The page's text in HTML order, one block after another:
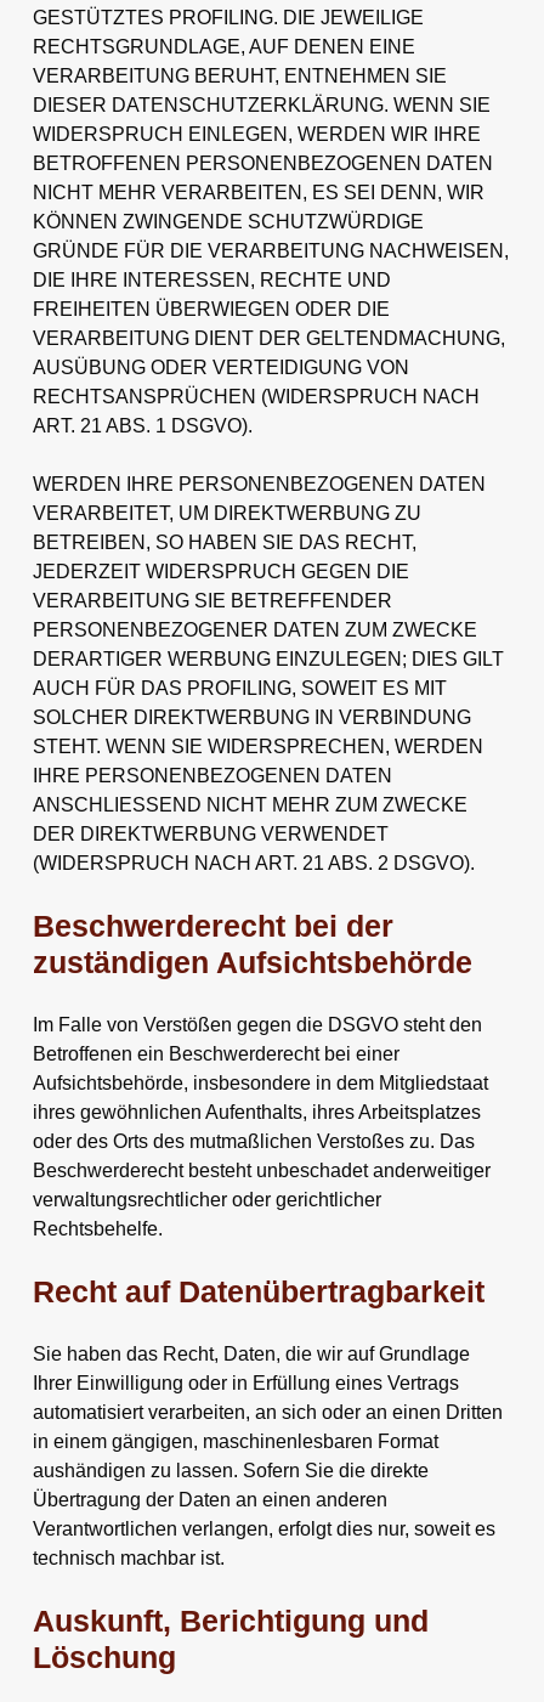
GESTÜTZTES PROFILING. DIE JEWEILIGE
RECHTSGRUNDLAGE, AUF DENEN EINE
VERARBEITUNG BERUHT, ENTNEHMEN SIE
DIESER DATENSCHUTZERKLÄRUNG. WENN SIE
WIDERSPRUCH EINLEGEN, WERDEN WIR IHRE
BETROFFENEN PERSONENBEZOGENEN DATEN
NICHT MEHR VERARBEITEN, ES SEI DENN, WIR
KÖNNEN ZWINGENDE SCHUTZWÜRDIGE
GRÜNDE FÜR DIE VERARBEITUNG NACHWEISEN,
DIE IHRE INTERESSEN, RECHTE UND
FREIHEITEN ÜBERWIEGEN ODER DIE
VERARBEITUNG DIENT DER GELTENDMACHUNG,
AUSÜBUNG ODER VERTEIDIGUNG VON
RECHTSANSPRÜCHEN (WIDERSPRUCH NACH
ART. 21 ABS. 1 DSGVO).
WERDEN IHRE PERSONENBEZOGENEN DATEN
VERARBEITET, UM DIREKTWERBUNG ZU
BETREIBEN, SO HABEN SIE DAS RECHT,
JEDERZEIT WIDERSPRUCH GEGEN DIE
VERARBEITUNG SIE BETREFFENDER
PERSONENBEZOGENER DATEN ZUM ZWECKE
DERARTIGER WERBUNG EINZULEGEN; DIES GILT
AUCH FÜR DAS PROFILING, SOWEIT ES MIT
SOLCHER DIREKTWERBUNG IN VERBINDUNG
STEHT. WENN SIE WIDERSPRECHEN, WERDEN
IHRE PERSONENBEZOGENEN DATEN
ANSCHLIESSEND NICHT MEHR ZUM ZWECKE
DER DIREKTWERBUNG VERWENDET
(WIDERSPRUCH NACH ART. 21 ABS. 2 DSGVO).
Beschwerde­recht bei der
zuständigen Aufsichts­behörde
Im Falle von Verstößen gegen die DSGVO steht den
Betroffenen ein Beschwerderecht bei einer
Aufsichtsbehörde, insbesondere in dem Mitgliedstaat
ihres gewöhnlichen Aufenthalts, ihres Arbeitsplatzes
oder des Orts des mutmaßlichen Verstoßes zu. Das
Beschwerderecht besteht unbeschadet anderweitiger
verwaltungsrechtlicher oder gerichtlicher
Rechtsbehelfe.
Recht auf Daten­übertrag­barkeit
Sie haben das Recht, Daten, die wir auf Grundlage
Ihrer Einwilligung oder in Erfüllung eines Vertrags
automatisiert verarbeiten, an sich oder an einen Dritten
in einem gängigen, maschinenlesbaren Format
aushändigen zu lassen. Sofern Sie die direkte
Übertragung der Daten an einen anderen
Verantwortlichen verlangen, erfolgt dies nur, soweit es
technisch machbar ist.
Auskunft, Berichtigung und
Löschung